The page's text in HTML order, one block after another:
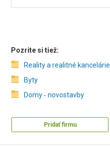
Pozrite si tiež:
Reality a realitné kancelárie
Byty
Domy ‑ novostavby
Pridať firmu